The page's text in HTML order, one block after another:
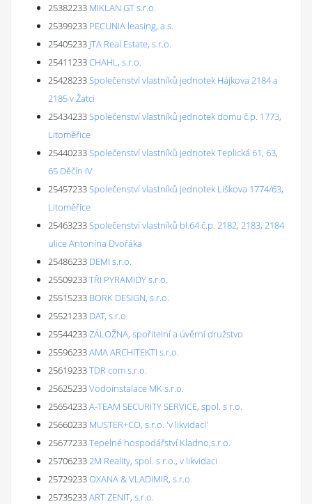
25382233 MIKLAN GT s.r.o.
25399233 PECUNIA leasing, a.s.
25405233 JTA Real Estate, s.r.o.
25411233CHAHL, s.r.o.
25428233Společenství vlastníků jednotek Hájkova 2184 a
2185 v Žatci
25434233Společenství vlastníků jednotek domu č.p. 1773,
Litoměřice
25440233Společenství vlastníků jednotek Teplická 61, 63,
65 Děčín IV
25457233Společenství vlastníků jednotek Liškova 1774/63,
Litoměřice
25463233Společenství vlastníků bl.64 č.p. 2182, 2183, 2184
ulice Antonína Dvořáka
25486233 DEMI s.r.o.
25509233TŘI PYRAMIDY s.r.o.
25515233 BORK DESIGN, s.r.o.
25521233 DAT, s.r.o.
25544233ZÁLOŽNA, spořitelní a úvěrní družstvo
25596233AMA ARCHITEKTI s.r.o.
25619233TDR com s.r.o.
25625233Vodoinstalace MK s.r.o.
25654233A-TEAM SECURITY SERVICE, spol. s r.o.
25660233 MUSTER+CO, s.r.o. 'v likvidaci'
25677233Tepelné hospodářství Kladno,s.r.o.
257062332M Reality, spol. s r.o., v likvidaci
25729233OXANA & VLADIMIR, s.r.o.
25735233ART ZENIT, s.r.o.